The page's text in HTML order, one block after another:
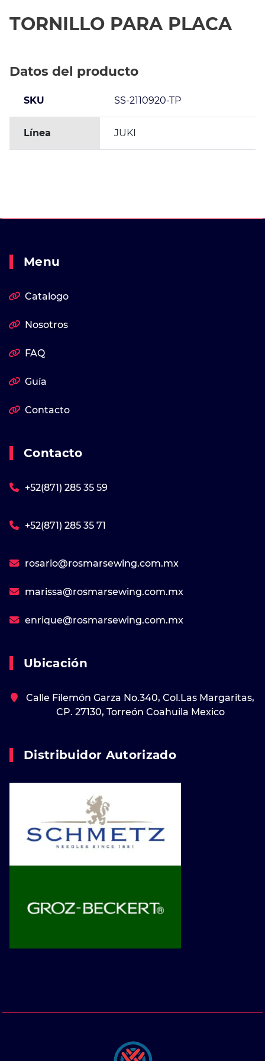
TORNILLO PARA PLACA
Datos del producto
SKU SS-2110920-TP
Línea JUKI
Menu
Catalogo
Nosotros
FAQ
Guía
Contacto
Contacto
+52(871) 285 35 59
+52(871) 285 35 71
rosario@rosmarsewing.com.mx
marissa@rosmarsewing.com.mx
enrique@rosmarsewing.com.mx
Ubicación
Calle Filemón Garza No.340, Col.Las Margaritas,
CP. 27130, Torreón Coahuila Mexico
Distribuidor Autorizado